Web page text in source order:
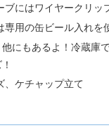
ブにはワイヤークリッ
専用の缶ビール入れを
にもあるよ！冷蔵庫
、ケチャップ立て